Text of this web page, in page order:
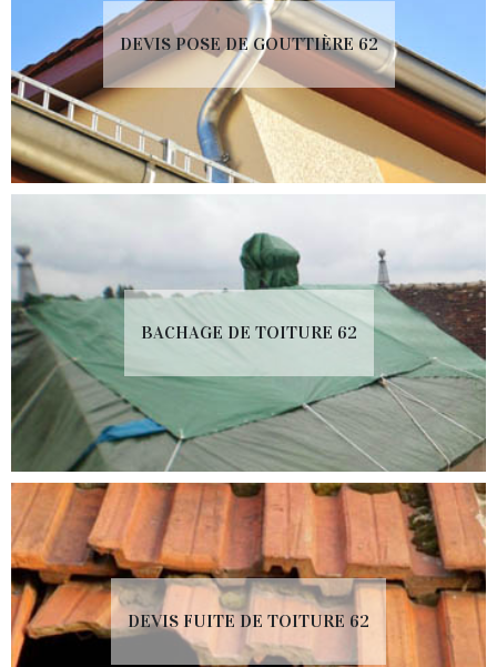
DEVIS POSE DE GOUTTIÈRE 62
BACHAGE DE TOITURE 62
DEVIS FUITE DE TOITURE 62